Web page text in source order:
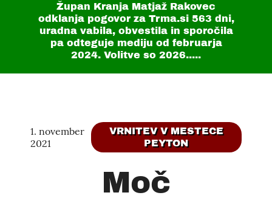
Župan Kranja Matjaž Rakovec
odklanja pogovor za Trma.si 563 dni,
uradna vabila, obvestila in sporočila
pa odteguje mediju od februarja
2024. Volitve so 2026.....
1. november
2021
VRNITEV V MESTECE
PEYTON
Moč